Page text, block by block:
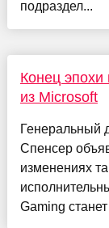
подраздел...
Конец
из Microsoft
Генеральный
Спенсер
изменениях
Gaming станет